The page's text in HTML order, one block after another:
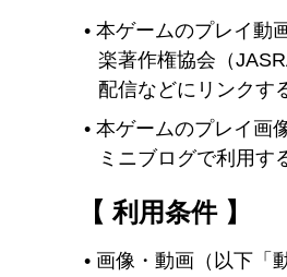
本ゲームのプレイ動
楽著作権協会（
配信などにリンクす
本ゲームのプレイ画
ミニブログで利用す
【 利用条件 】
画像・動画（以下「